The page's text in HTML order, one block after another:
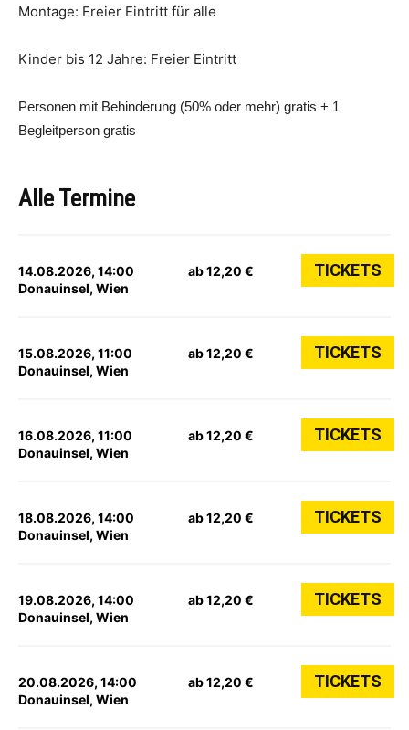
Montage: Freier Eintritt für alle
Kinder bis 12 Jahre: Freier Eintritt
Personen mit Behinderung (50% oder mehr) gratis + 1
Begleitperson gratis
Alle Termine
14.08.2026, 14:00
Donauinsel, Wien
ab 12,20 € TICKETS
15.08.2026, 11:00
Donauinsel, Wien
ab 12,20 € TICKETS
16.08.2026, 11:00
Donauinsel, Wien
ab 12,20 € TICKETS
18.08.2026, 14:00
Donauinsel, Wien
ab 12,20 € TICKETS
19.08.2026, 14:00
Donauinsel, Wien
ab 12,20 € TICKETS
20.08.2026, 14:00
Donauinsel, Wien
ab 12,20 € TICKETS